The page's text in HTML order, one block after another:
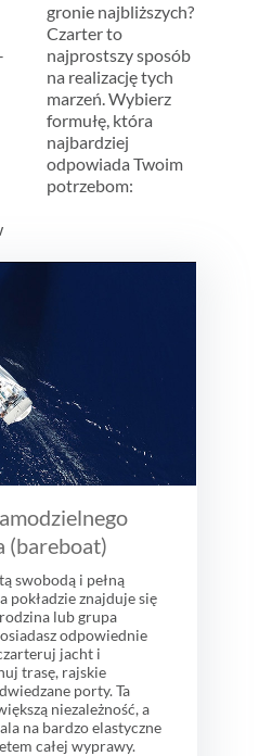
potrzebom:
(bareboat)
swobodą i pełną
pokładzie znajduje się
lub grupa
odpowiednie
jacht i
trasę, rajskie
porty. Ta
niezależność, a
na bardzo elastyczne
całej wyprawy.